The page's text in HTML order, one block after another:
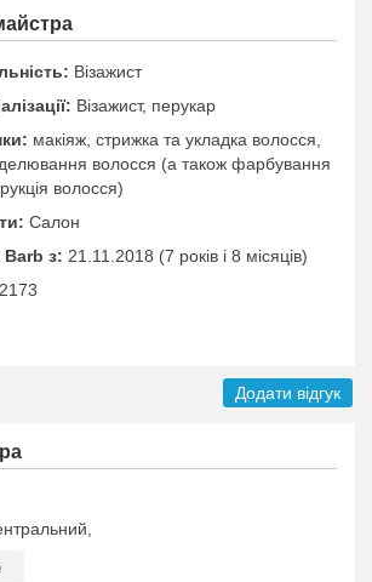
Візажист
Візажист, перукар
макіяж, стрижка та укладка волосся,
волосся (а також фарбування
волосся)
Салон
з: 21.11.2018 (7 років i 8 місяців)
2173
Додати відгук